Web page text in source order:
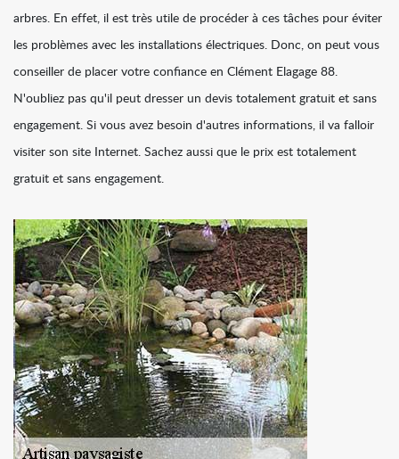
arbres. En effet, il est très utile de procéder à ces tâches pour éviter
les problèmes avec les installations électriques. Donc, on peut vous
conseiller de placer votre confiance en Clément Elagage 88.
N'oubliez pas qu'il peut dresser un devis totalement gratuit et sans
engagement. Si vous avez besoin d'autres informations, il va falloir
visiter son site Internet. Sachez aussi que le prix est totalement
gratuit et sans engagement.